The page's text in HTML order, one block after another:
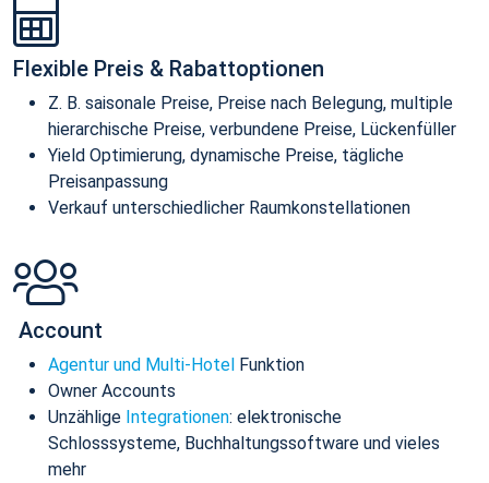
Flexible Preis & Rabattoptionen
Z. B. saisonale Preise, Preise nach Belegung, multiple
hierarchische Preise, verbundene Preise, Lückenfüller
Yield Optimierung, dynamische Preise, tägliche
Preisanpassung
Verkauf unterschiedlicher Raumkonstellationen
Account
Agentur und Multi-Hotel Funktion
Owner Accounts
Unzählige Integrationen: elektronische
Schlosssysteme, Buchhaltungssoftware und vieles
mehr